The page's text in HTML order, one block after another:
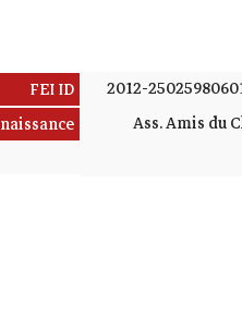
2012-
Ass. Amis du
FEI ID